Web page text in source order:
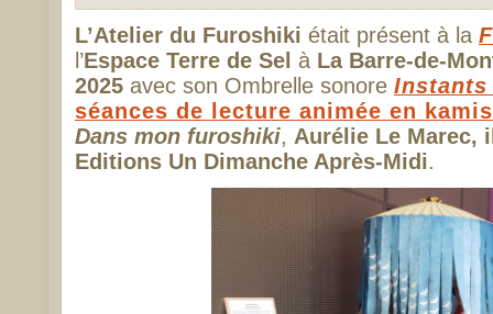
L’Atelier du Furoshiki était présent à la
l’Espace Terre de Sel à La Barre-de-
2025 avec son Ombrelle sonore Instants
séances de lecture animée en
Dans mon furoshiki, Aurélie Le Marec,
Editions Un Dimanche Après-Midi.